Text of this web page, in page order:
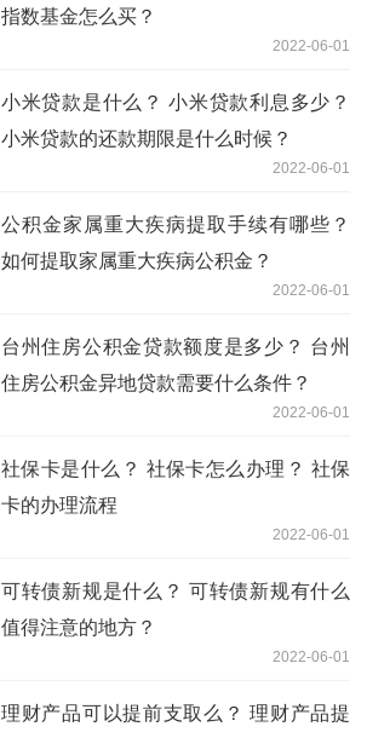
指数基金怎么买？
2022-06-01
小米贷款是什么？ 小米贷款利息多少？
小米贷款的还款期限是什么时候？
2022-06-01
公积金家属重大疾病提取手续有哪些？
如何提取家属重大疾病公积金？
2022-06-01
台州住房公积金贷款额度是多少？ 台州
住房公积金异地贷款需要什么条件？
2022-06-01
社保卡是什么？ 社保卡怎么办理？ 社保
卡的办理流程
2022-06-01
可转债新规是什么？ 可转债新规有什么
值得注意的地方？
2022-06-01
理财产品可以提前支取么？ 理财产品提